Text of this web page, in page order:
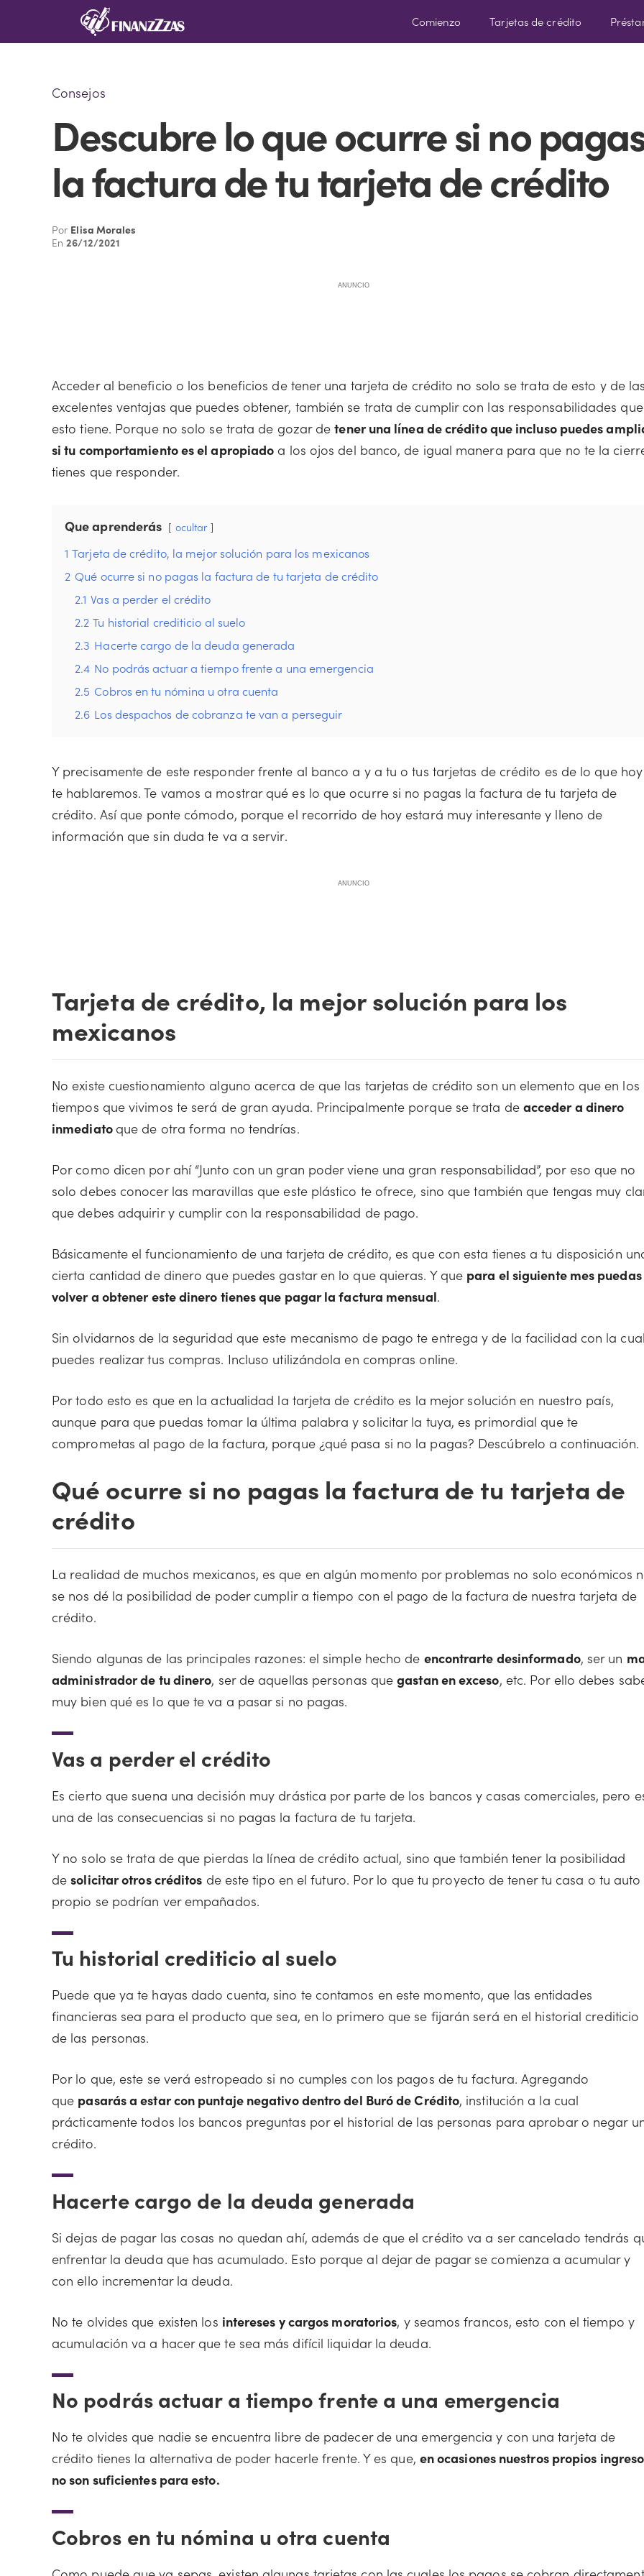
Comienzo Tarjetas de crédito
Consejos
Descubre lo que ocurre si no
la factura de tu tarjeta de crédito
Por Elisa Morales
En26/12/2021
ANUNCIO
Acceder al beneficio o los beneficios de tener una tarjeta de crédito no solo se trata de esto y de
excelentes ventajas que puedes obtener, también se trata de cumplir con las responsabilidades que
esto tiene. Porque no solo se trata de gozar detener una línea de crédito que incluso puedes
si tu comportamiento es el apropiado a los ojos del banco, de igual manera para que no te la
tienes que responder.
Que aprenderás ocultar
1 Tarjeta de crédito, la mejor solución para los mexicanos
2 Qué ocurre si no pagas la factura de tu tarjeta de crédito
2.1 Vas a perder el crédito
2.2 Tu historial crediticio al suelo
2.3 Hacerte cargo de la deuda generada
2.4 No podrás actuar a tiempo frente a una emergencia
2.5 Cobros en tu nómina u otra cuenta
2.6 Los despachos de cobranza te van a perseguir
Y precisamente de este responder frente al banco a y a tu o tus tarjetas de crédito es de lo que hoy
te hablaremos. Te vamos a mostrar qué es lo que ocurre si no pagas la factura de tu tarjeta de
crédito. Así que ponte cómodo, porque el recorrido de hoy estará muy interesante y lleno de
información que sin duda te va a servir.
ANUNCIO
Tarjeta de crédito, la mejor solución para los
mexicanos
No existe cuestionamiento alguno acerca de que las tarjetas de crédito son un elemento que en los
tiempos que vivimos te será de gran ayuda. Principalmente porque se trata de acceder a dinero
inmediato que de otra forma no tendrías.
Por como dicen por ahí “Junto con un gran poder viene una gran responsabilidad”, por eso que no
solo debes conocer las maravillas que este plástico te ofrece, sino que también que tengas muy
que debes adquirir y cumplir con la responsabilidad de pago.
Básicamente el funcionamiento de una tarjeta de crédito, es que con esta tienes a tu disposición
cierta cantidad de dinero que puedes gastar en lo que quieras. Y que para el siguiente mes puedas
volver a obtener este dinero tienes que pagar la factura mensual.
Sin olvidarnos de la seguridad que este mecanismo de pago te entrega y de la facilidad con la
puedes realizar tus compras. Incluso utilizándola en compras online.
Por todo esto es que en la actualidad la tarjeta de crédito es la mejor solución en nuestro país,
aunque para que puedas tomar la última palabra y solicitar la tuya, es primordial que te
comprometas al pago de la factura, porque ¿qué pasa si no la pagas? Descúbrelo a continuación.
Qué ocurre si no pagas la factura de tu tarjeta de
crédito
La realidad de muchos mexicanos, es que en algún momento por problemas no solo económicos
se nos dé la posibilidad de poder cumplir a tiempo con el pago de la factura de nuestra tarjeta de
crédito.
Siendo algunas de las principales razones: el simple hecho de encontrarte desinformado, ser un
administrador de tu dinero, ser de aquellas personas quegastan en exceso, etc. Por ello debes
muy bien qué es lo que te va a pasar si no pagas.
Vas a perder el crédito
Es cierto que suena una decisión muy drástica por parte de los bancos y casas comerciales, pero
una de las consecuencias si no pagas la factura de tu tarjeta.
Y no solo se trata de que pierdas la línea de crédito actual, sino que también tener la posibilidad
desolicitar otros créditos de este tipo en el futuro. Por lo que tu proyecto de tener tu casa o tu auto
propio se podrían ver empañados.
Tu historial crediticio al suelo
Puede que ya te hayas dado cuenta, sino te contamos en este momento, que las entidades
financieras sea para el producto que sea, en lo primero que se fijarán será en el historial crediticio
de las personas.
Por lo que, este se verá estropeado si no cumples con los pagos de tu factura. Agregando
que pasarás a estar con puntaje negativo dentro del Buró de Crédito, institución a la cual
prácticamente todos los bancos preguntas por el historial de las personas para aprobar o negar
crédito.
Hacerte cargo de la deuda generada
Si dejas de pagar las cosas no quedan ahí, además de que el crédito va a ser cancelado tendrás
enfrentar la deuda que has acumulado. Esto porque al dejar de pagar se comienza a acumular y
con ello incrementar la deuda.
No te olvides que existen los intereses y cargos moratorios, y seamos francos, esto con el tiempo y
acumulación va a hacer que te sea más difícil liquidar la deuda.
No podrás actuar a tiempo frente a una emergencia
No te olvides que nadie se encuentra libre de padecer de una emergencia y con una tarjeta de
crédito tienes la alternativa de poder hacerle frente. Y es que, en ocasiones nuestros propios
no son suficientes para esto.
Cobros en tu nómina u otra cuenta